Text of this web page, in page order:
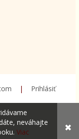
| Prihlásiť
neváhajte
Viac
✖